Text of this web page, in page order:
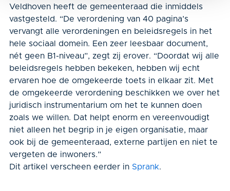
Veldhoven heeft de gemeenteraad die inmiddels
vastgesteld. “De verordening van 40 pagina’s
vervangt alle verordeningen en beleidsregels in het
hele sociaal domein. Een zeer leesbaar document,
nét geen B1-niveau”, zegt zij erover. “Doordat wij alle
beleidsregels hebben bekeken, hebben wij echt
ervaren hoe de omgekeerde toets in elkaar zit. Met
de omgekeerde verordening beschikken we over het
juridisch instrumentarium om het te kunnen doen
zoals we willen. Dat helpt enorm en vereenvoudigt
niet alleen het begrip in je eigen organisatie, maar
ook bij de gemeenteraad, externe partijen en niet te
vergeten de inwoners.”
Dit artikel verscheen eerder in Sprank.